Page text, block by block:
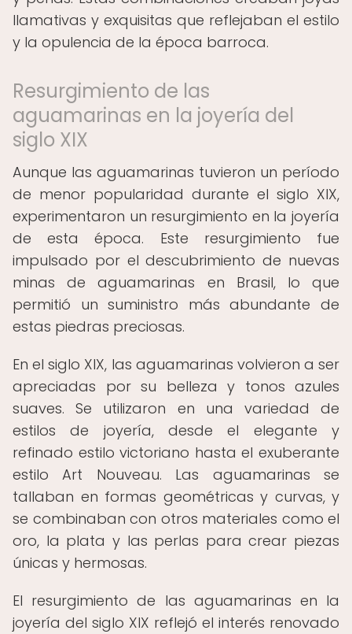
llamativas y exquisitas que reflejaban el estilo
y la opulencia de la época barroca.
Resurgimiento de las
aguamarinas en la joyería del
siglo XIX
Aunque las aguamarinas tuvieron un período
de menor popularidad durante el siglo XIX,
experimentaron un resurgimiento en la joyería
de esta época. Este resurgimiento fue
impulsado por el descubrimiento de nuevas
minas de aguamarinas en Brasil, lo que
permitió un suministro más abundante de
estas piedras preciosas.
En el siglo XIX, las aguamarinas volvieron a ser
apreciadas por su belleza y tonos azules
suaves. Se utilizaron en una variedad de
estilos de joyería, desde el elegante y
refinado estilo victoriano hasta el exuberante
estilo Art Nouveau. Las aguamarinas se
tallaban en formas geométricas y curvas, y
se combinaban con otros materiales como el
oro, la plata y las perlas para crear piezas
únicas y hermosas.
El resurgimiento de las aguamarinas en la
joyería del siglo XIX reflejó el interés renovado